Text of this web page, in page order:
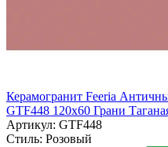
Керамогранит Feeria
GTF448 120х60 Грани
Артикул: GTF448
Стиль: Розовый